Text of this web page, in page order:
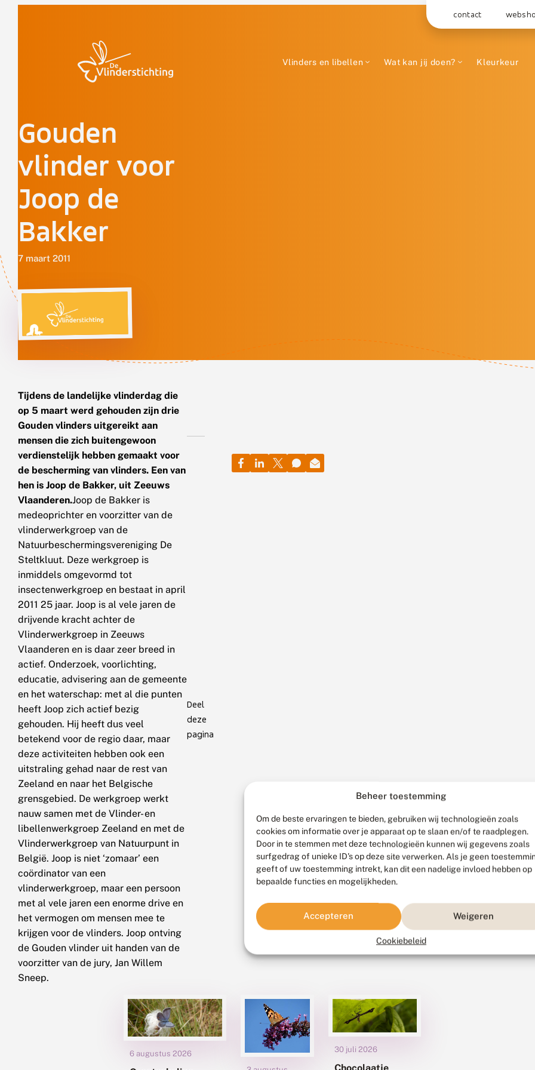
Beheer toestemming
Om de beste ervaringen te bieden, gebruiken wij technologieën zoals
cookies om informatie over je apparaat op te slaan en/of te raadplegen.
Door in te stemmen met deze technologieën kunnen wij gegevens zoals
surfgedrag of unieke ID's op deze site verwerken. Als je geen
geeft of uw toestemming intrekt, kan dit een nadelige invloed hebben op
bepaalde functies en mogelijkheden.
Accepteren Weigeren
Cookiebeleid
contact
Vlinders en libellen Wat kan jij doen? Kleurkeur
Gouden
vlinder voor
Joop de
Bakker
7 maart 2011
Tijdens de landelijke vlinderdag die
op 5 maart werd gehouden zijn drie
Gouden vlinders uitgereikt aan
mensen die zich buitengewoon
verdienstelijk hebben gemaakt voor
de bescherming van vlinders. Een van
hen is Joop de Bakker, uit Zeeuws
Vlaanderen.Joop de Bakker is
medeoprichter en voorzitter van de
vlinderwerkgroep van de
Natuurbeschermingsvereniging De
Steltkluut. Deze werkgroep is
inmiddels omgevormd tot
insectenwerkgroep en bestaat in april
2011 25 jaar. Joop is al vele jaren de
drijvende kracht achter de
Vlinderwerkgroep in Zeeuws
Vlaanderen en is daar zeer breed in
actief. Onderzoek, voorlichting,
educatie, advisering aan de gemeente
en het waterschap: met al die punten
heeft Joop zich actief bezig
gehouden. Hij heeft dus veel
betekend voor de regio daar, maar
deze activiteiten hebben ook een
uitstraling gehad naar de rest van
Zeeland en naar het Belgische
grensgebied. De werkgroep werkt
nauw samen met de Vlinder- en
libellenwerkgroep Zeeland en met de
Vlinderwerkgroep van Natuurpunt in
België. Joop is niet ‘zomaar’ een
coördinator van een
vlinderwerkgroep, maar een persoon
met al vele jaren een enorme drive en
het vermogen om mensen mee te
krijgen voor de vlinders. Joop ontving
de Gouden vlinder uit handen van de
voorzitter van de jury, Jan Willem
Sneep.
Deel
deze
pagina
6 augustus 2026 30 juli 2026